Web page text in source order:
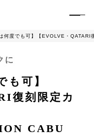
は何度でも可】【EVOLVE・
に
も可】
復刻限定カ
CABU